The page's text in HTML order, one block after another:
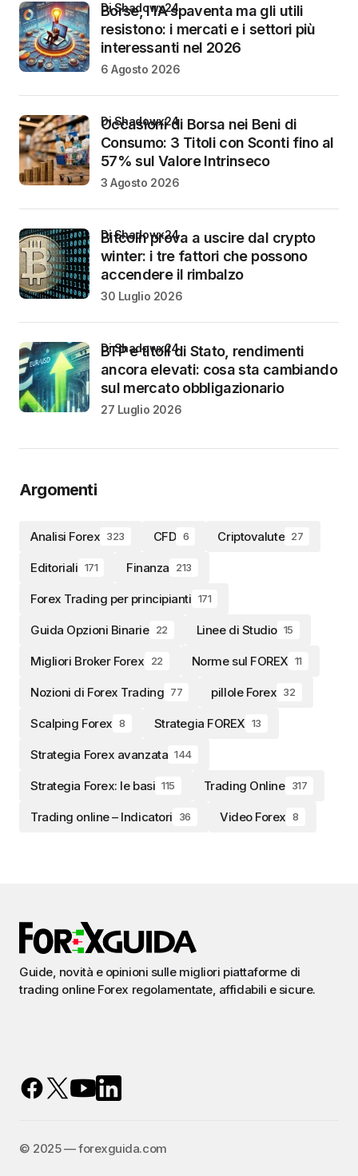
Borse, l’IA spaventa ma gli utili
resistono: i mercati e i settori più
interessanti nel 2026
di Shadowx24
6 Agosto 2026
Occasioni di Borsa nei Beni di
Consumo: 3 Titoli con Sconti fino al
57% sul Valore Intrinseco
di Shadowx24
3 Agosto 2026
Bitcoin prova a uscire dal crypto
winter: i tre fattori che possono
accendere il rimbalzo
di Shadowx24
30 Luglio 2026
BTP e titoli di Stato, rendimenti
ancora elevati: cosa sta cambiando
sul mercato obbligazionario
di Shadowx24
27 Luglio 2026
Argomenti
Analisi Forex 323 CFD 6 Criptovalute 27
Editoriali 171 Finanza 213
Forex Trading per principianti 171
Guida Opzioni Binarie 22 Linee di Studio 15
Migliori Broker Forex 22 Norme sul FOREX 11
Nozioni di Forex Trading 77 pillole Forex 32
Scalping Forex 8 Strategia FOREX 13
Strategia Forex avanzata 144
Strategia Forex: le basi 115 Trading Online 317
Trading online – Indicatori 36 Video Forex 8
Guide, novità e opinioni sulle migliori piattaforme di
trading online Forex regolamentate, affidabili e sicure.
©️ 2025 — forexguida.com